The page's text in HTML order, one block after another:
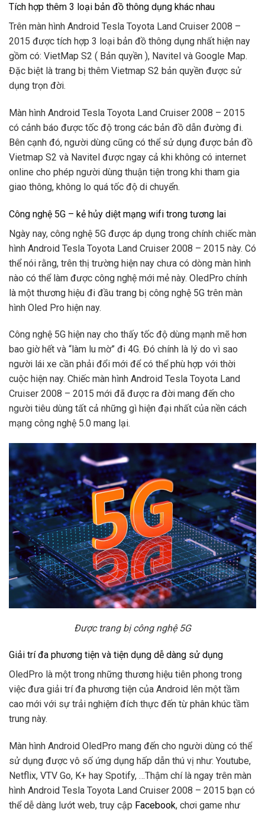
Tích hợp thêm 3 loại bản đồ thông dụng khác nhau
Trên màn hình Android Tesla Toyota Land Cruiser 2008 –
2015 được tích hợp 3 loại bản đồ thông dụng nhất hiện nay
gồm có: VietMap S2 ( Bản quyền ), Navitel và Google Map.
Đặc biệt là trang bị thêm Vietmap S2 bản quyền được sử
dụng trọn đời.
Màn hình Android Tesla Toyota Land Cruiser 2008 – 2015
có cảnh báo được tốc độ trong các bản đồ dẫn đường đi.
Bên cạnh đó, người dùng cũng có thể sử dụng được bản đồ
Vietmap S2 và Navitel được ngay cả khi không có internet
online cho phép người dùng thuận tiện trong khi tham gia
giao thông, không lo quá tốc độ di chuyển.
Công nghệ 5G – kẻ hủy diệt mạng wifi trong tương lai
Ngày nay, công nghệ 5G được áp dụng trong chính chiếc màn
hình Android Tesla Toyota Land Cruiser 2008 – 2015 này. Có
thể nói rằng, trên thị trường hiện nay chưa có dòng màn hình
nào có thể làm được công nghệ mới mẻ này. OledPro chính
là một thương hiệu đi đầu trang bị công nghệ 5G trên màn
hình Oled Pro hiện nay.
Công nghệ 5G hiện nay cho thấy tốc độ dùng mạnh mẽ hơn
bao giờ hết và “làm lu mờ” đi 4G. Đó chính là lý do vì sao
người lái xe cần phải đổi mới để có thể phù hợp với thời
cuộc hiện nay. Chiếc màn hình Android Tesla Toyota Land
Cruiser 2008 – 2015 mới đã được ra đời mang đến cho
người tiêu dùng tất cả những gì hiện đại nhất của nền cách
mạng công nghệ 5.0 mang lại.
Được trang bị công nghệ 5G
Giải trí đa phương tiện và tiện dụng dễ dàng sử dụng
OledPro là một trong những thương hiệu tiên phong trong
việc đưa giải trí đa phương tiện của Android lên một tầm
cao mới với sự trải nghiệm đích thực đến từ phân khúc tầm
trung này.
Màn hình Android OledPro mang đến cho người dùng có thể
sử dụng được vô số ứng dụng hấp dẫn thú vị như: Youtube,
Netflix, VTV Go, K+ hay Spotify, …Thậm chí là ngay trên màn
hình Android Tesla Toyota Land Cruiser 2008 – 2015 bạn có
thể dễ dàng lướt web, truy cập Facebook, chơi game như